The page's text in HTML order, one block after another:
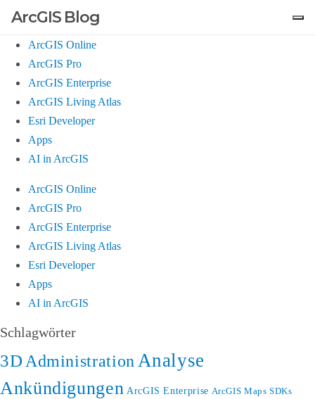
ArcGIS Blog
ArcGIS Online
ArcGIS Pro
ArcGIS Enterprise
ArcGIS Living Atlas
Esri Developer
Apps
AI in ArcGIS
ArcGIS Online
ArcGIS Pro
ArcGIS Enterprise
ArcGIS Living Atlas
Esri Developer
Apps
AI in ArcGIS
Schlagwörter
3D Administration Analyse
Ankündigungen ArcGIS Enterprise ArcGIS Maps SDKs